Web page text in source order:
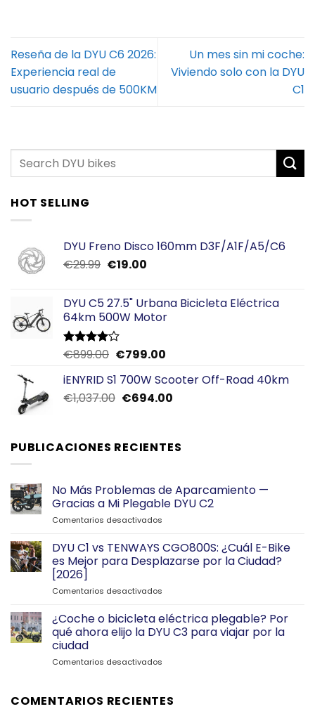
Reseña de la DYU C6 2026:
Experiencia real de
usuario después de 500KM
Un mes sin mi coche:
Viviendo solo con la DYU
C1
HOT SELLING
DYU Freno Disco 160mm D3F/A1F/A5/C6
€29.99 El
era:
€29.99.
€19.00El
es:
€19.00.
DYU C5 27.5" Urbana Bicicleta Eléctrica
64km 500W Motor
Valorado
de 5
€899.00 El
original
era:
€799.00El
actual
es:
iENYRID S1 700W Scooter Off-Road 40km
€1,037.00 El
era:
€1,037.00.
€694.00El
es:
€694.00.
PUBLICACIONES RECIENTES
No Más Problemas de Aparcamiento —
Gracias a Mi Plegable DYU C2
Comentarios desactivados
Más
Problemas
de
a
Mi
Plegable
DYU C1 vs TENWAYS CGO800S: ¿Cuál E-Bike
es Mejor para Desplazarse por la Ciudad?
[2026]
Comentarios desactivados
C1
vs
TENWAYS
es
¿Coche o bicicleta eléctrica plegable? Por
qué ahora elijo la DYU C3 para viajar por la
ciudad
Comentarios desactivados
bicicleta
COMENTARIOS RECIENTES